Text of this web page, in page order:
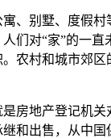
别墅、度假村等
人们对“家”的一
农村和城市郊
地产登记机关对
和出售，从中